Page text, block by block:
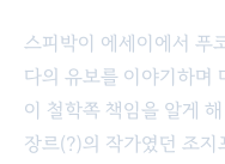
스피박이 에세이에서 푸
다의 유보를 이야기하며
이 철학쪽 책임을 알게
장르(?)의 작가였던 조지